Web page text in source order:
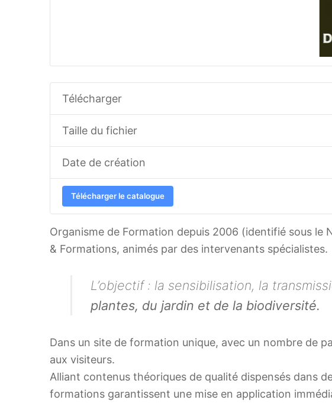
Télécharger
Taille du fichier
Date de création
Télécharger le catalogue
Organisme de Formation depuis 2006 (identifié sous le
& Formations, animés par des intervenants spécialistes.
L’objectif : la sensibilisation, la
plantes, du jardin et de la biodiversité.
Dans un site de formation unique, avec un nombre de
aux visiteurs.
Alliant contenus théoriques de qualité dispensés dans
formations garantissent une mise en application